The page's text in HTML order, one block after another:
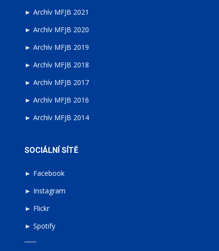
► Archív MFJB 2021
► Archív MFJB 2020
► Archív MFJB 2019
► Archív MFJB 2018
► Archív MFJB 2017
► Archív MFJB 2016
► Archív MFJB 2014
SOCIÁLNÍ SÍTĚ
► Facebook
► Instagram
► Flickr
► Spotify